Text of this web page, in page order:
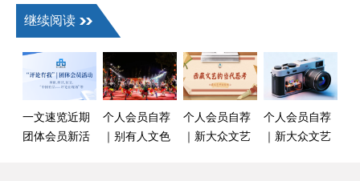
继续阅读
一文速览近期
团体会员新活
个人会员自荐
｜别有人文色
个人会员自荐
｜新大众文艺
个人会员自荐
｜新大众文艺